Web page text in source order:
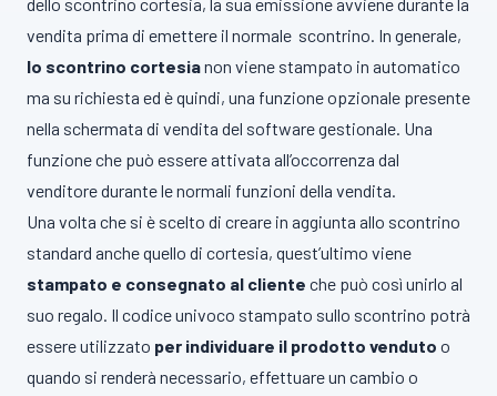
vendita prima di emettere il normale scontrino. In generale,
lo scontrino cortesianon viene stampato in automatico
ma su richiesta ed è quindi, una funzione opzionale presente
nella schermata di vendita del software gestionale. Una
funzione che può essere attivata all’occorrenza dal
venditore durante le normali funzioni della vendita.
Una volta che si è scelto di creare in aggiunta allo scontrino
standard anche quello di cortesia, quest’ultimo viene
stampato e consegnato al cliente che può così unirlo al
suo regalo. Il codice univoco stampato sullo scontrino potrà
essere utilizzato per individuare il prodotto venduto o
quando si renderà necessario, effettuare un cambio o